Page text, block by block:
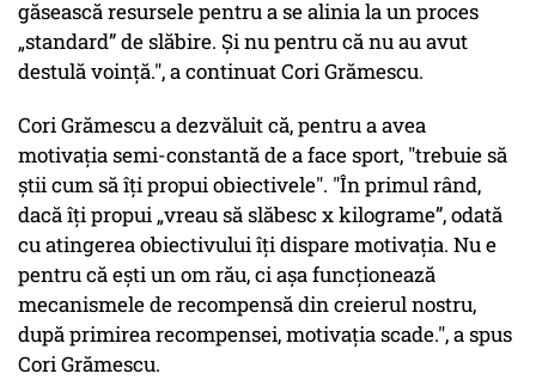
găsească resursele pentru a se alinia la un proces
„standard” de slăbire. Și nu pentru că nu au avut
destulă voință.", a continuat Cori Grămescu.
Cori Grămescu a dezvăluit că, pentru a avea
motivația semi-constantă de a face sport, "trebuie să
știi cum să îți propui obiectivele". "În primul rând,
dacă îți propui „vreau să slăbesc x kilograme”, odată
cu atingerea obiectivului îți dispare motivația. Nu e
pentru că ești un om rău, ci așa funcționează
mecanismele de recompensă din creierul nostru,
după primirea recompensei, motivația scade.", a spus
Cori Grămescu.